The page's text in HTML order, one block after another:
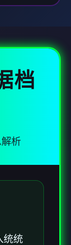
档
析
统统